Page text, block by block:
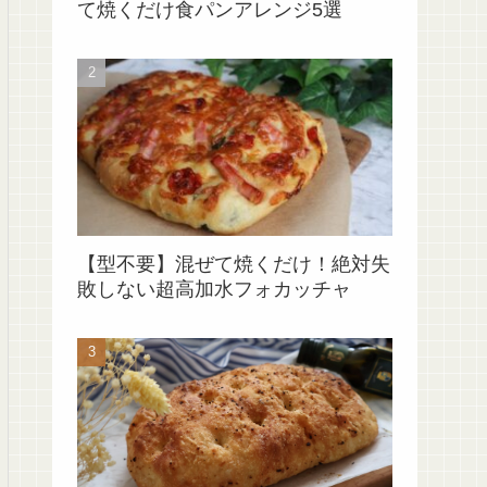
て焼くだけ食パンアレンジ5選
【型不要】混ぜて焼くだけ！絶対失
敗しない超高加水フォカッチャ